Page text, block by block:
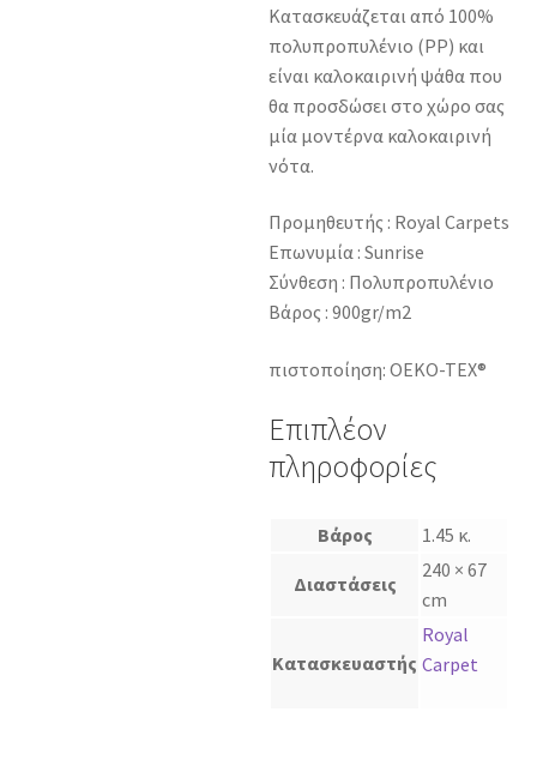
Κατασκευάζεται από 100%
πολυπροπυλένιο (PP) και
είναι καλοκαιρινή ψάθα που
θα προσδώσει στο χώρο σας
μία μοντέρνα καλοκαιρινή
νότα.
Προμηθευτής : Royal Carpets
Επωνυμία : Sunrise
Σύνθεση : Πολυπροπυλένιο
Βάρος : 900gr/m2
πιστοποίηση: OEKO-TEX®
Επιπλέον
πληροφορίες
Βάρος 1.45 κ.
Διαστάσεις
240 × 67
cm
Κατασκευαστής
Royal
Carpet